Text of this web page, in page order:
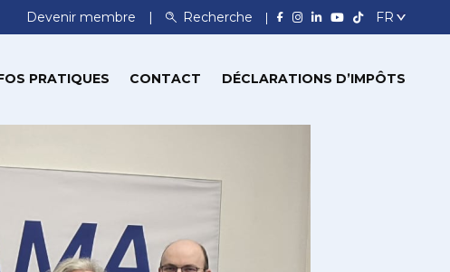
Devenir membre Recherche
PRATIQUES CONTACT DÉCLARATIONS D’IMPÔTS